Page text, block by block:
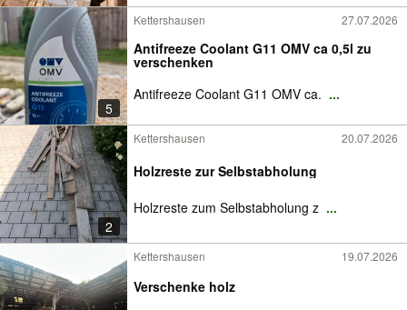
5
Kettershausen 27.07.2026
Antifreeze Coolant G11 OMV ca 0,5l zu
verschenken
Antifreeze Coolant G11 OMV ca. ...
2
Kettershausen 20.07.2026
Holzreste zur Selbstabholung
Holzreste zum Selbstabholung z ...
Kettershausen 19.07.2026
Verschenke holz